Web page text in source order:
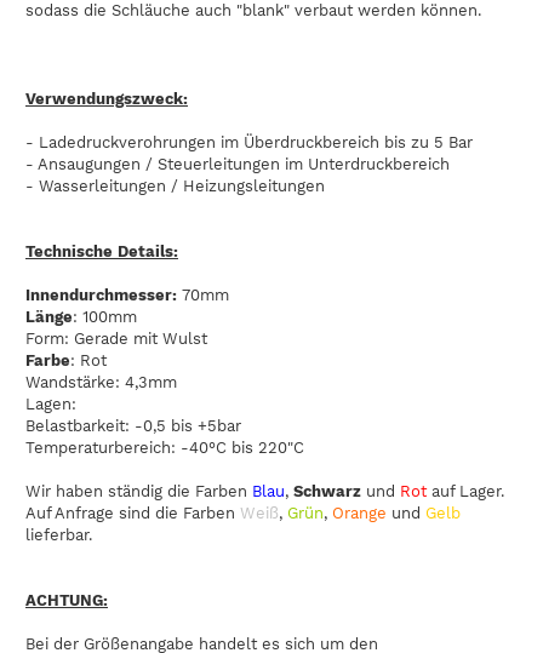
sodass die Schläuche auch "blank" verbaut werden können.
Verwendungszweck:
- Ladedruckverohrungen im Überdruckbereich bis zu 5 Bar
- Ansaugungen / Steuerleitungen im Unterdruckbereich
- Wasserleitungen / Heizungsleitungen
Technische Details:
Innendurchmesser: 70mm
Länge: 100mm
Form: Gerade mit Wulst
Farbe: Rot
Wandstärke: 4,3mm
Lagen:
Belastbarkeit: -0,5 bis +5bar
Temperaturbereich: -40°C bis 220"C
Wir haben ständig die Farben Blau, Schwarz und Rot auf Lager.
Auf Anfrage sind die Farben Weiß, Grün, Orange und Gelb
lieferbar.
ACHTUNG:
Bei der Größenangabe handelt es sich um den